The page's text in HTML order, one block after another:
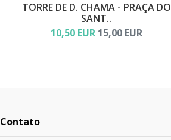
TORRE DE D. CHAMA - PRAÇA DO
SANT..
10,50 EUR15,00 EUR
Contato